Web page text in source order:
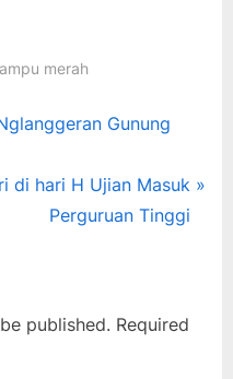
merah
Gunung
di hari H Ujian Masuk
Perguruan Tinggi
published. Required